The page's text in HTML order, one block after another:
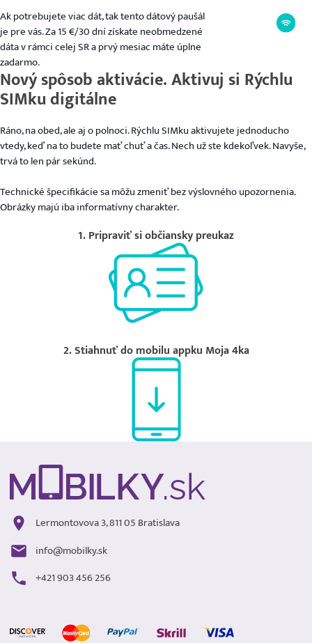
Ak potrebujete viac dát, tak tento dátový paušál
je pre vás. Za 15 €/30 dní získate neobmedzené
dáta v rámci celej SR a prvý mesiac máte úplne
zadarmo.
Nový spôsob aktivácie. Aktivuj si Rýchlu
SIMku digitálne
Ráno, na obed, ale aj o polnoci. Rýchlu SIMku aktivujete jednoducho
vtedy, keď na to budete mať chuť a čas. Nech už ste kdekoľvek. Navyše,
trvá to len pár sekúnd.
Technické špecifikácie sa môžu zmeniť bez výslovného upozornenia.
Obrázky majú iba informatívny charakter.
1. Pripraviť si občiansky preukaz
2. Stiahnuť do mobilu appku Moja 4ka
Lermontovova 3, 811 05 Bratislava
info@mobilky.sk
+421 903 456 256